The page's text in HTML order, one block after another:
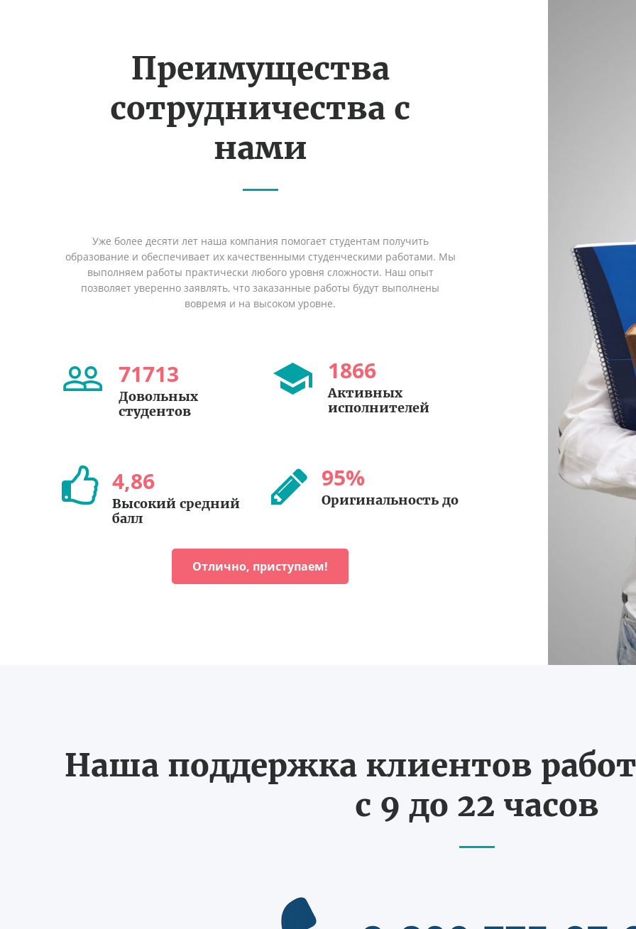
Преимущества
сотрудничества с
нами
Уже более десяти лет наша компания помогает студентам получить
образование и обеспечивает их качественными студенческими работами. Мы
выполняем работы практически любого уровня сложности. Наш опыт
позволяет уверенно заявлять, что заказанные работы будут выполнены
вовремя и на высоком уровне.
71713
Довольных
студентов
1866
Активных
исполнителей
4,86
Высокий средний
балл
95%
Оригинальность до
Отлично, приступаем!
Наша поддержка клиентов
с 9 до 22 часов